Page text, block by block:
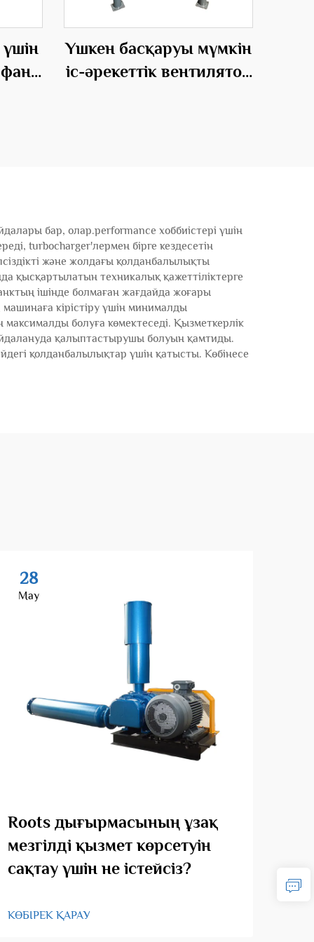
фан
Үшкен басқаруы мүмкін
іс-әрекеттік вентилятор
бар, олар.performance хоббиістері үшін
turbocharger'лермен бірге кездесетін
және жолдағы қолданбалылықты
қысқартылатын техникалық қажеттіліктерге
ішінде болмаған жағдайда жоғары
кірістіру үшін минималды
болуға көмектеседі. Қызметкерлік
қалыптастырушы болуын қамтиды.
қолданбалылықтар үшін қатысты. Көбінесе
28
May
Roots дығырмасының ұзақ
мезгілді қызмет көрсетуін
сақтау үшін не істейсіз?
КӨБІРЕК ҚАРАУ